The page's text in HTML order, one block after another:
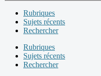
Rubriques
Sujets récents
Rechercher
Rubriques
Sujets récents
Rechercher